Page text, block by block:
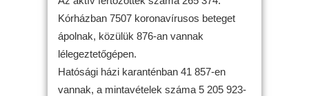
Kórházban 7507 koronavírusos beteget
ápolnak, közülük 876-an vannak
lélegeztetőgépen.
Hatósági házi karanténban 41 857-en
vannak, a mintavételek száma 5 205 923-